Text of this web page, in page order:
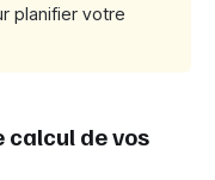
planifier votre
calcul de vos